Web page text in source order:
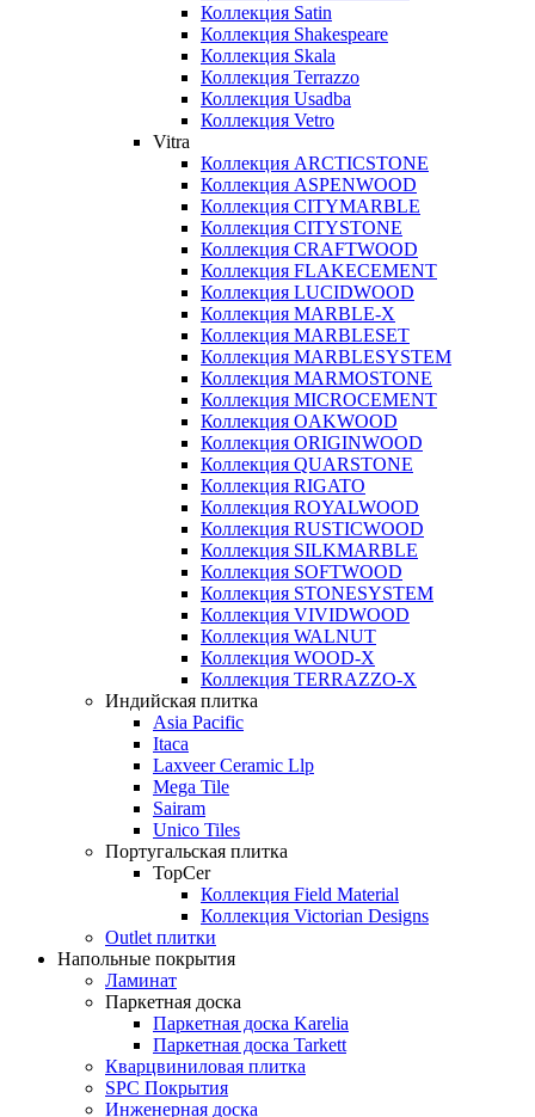
Коллекция Satin
Коллекция Shakespeare
Коллекция Skala
Коллекция Terrazzo
Коллекция Usadba
Коллекция Vetro
Vitra
Коллекция ARCTICSTONE
Коллекция ASPENWOOD
Коллекция CITYMARBLE
Коллекция CITYSTONE
Коллекция CRAFTWOOD
Коллекция FLAKECEMENT
Коллекция LUCIDWOOD
Коллекция MARBLE-X
Коллекция MARBLESET
Коллекция MARBLESYSTEM
Коллекция MARMOSTONE
Коллекция MICROCEMENT
Коллекция OAKWOOD
Коллекция ORIGINWOOD
Коллекция QUARSTONE
Коллекция RIGATO
Коллекция ROYALWOOD
Коллекция RUSTICWOOD
Коллекция SILKMARBLE
Коллекция SOFTWOOD
Коллекция STONESYSTEM
Коллекция VIVIDWOOD
Коллекция WALNUT
Коллекция WOOD-X
Коллекция ТЕRRАZZO-X
Индийская плитка
Asia Pacific
Itaca
Laxveer Ceramic Llp
Mega Tile
Sairam
Unico Tiles
Португальская плитка
TopCer
Коллекция Field Material
Коллекция Victorian Designs
Outlet плитки
Напольные покрытия
Ламинат
Паркетная доска
Паркетная доска Karelia
Паркетная доска Tarkett
Кварцвиниловая плитка
SPC Покрытия
Инженерная доска